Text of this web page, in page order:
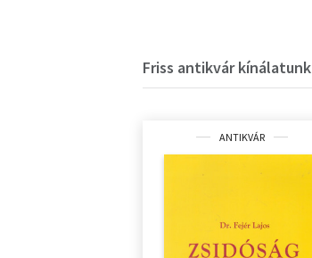
Friss antikvár kínálatunk
ANTIKVÁR